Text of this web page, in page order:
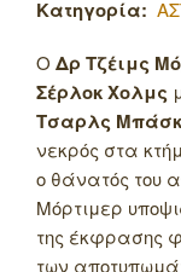
Κατηγορία:
Ο Δρ Τζέιμς
Σέρλοκ Χολμς
Τσαρλς
νεκρός στα
ο θάνατός του
Μόρτιμερ
της έκφρασης
των